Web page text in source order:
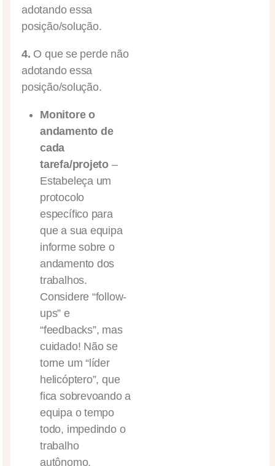
adotando essa
posição/solução.
4. O que se perde não
adotando essa
posição/solução.
Monitore o
andamento de
cada
tarefa/projeto –
Estabeleça um
protocolo
específico para
que a sua equipa
informe sobre o
andamento dos
trabalhos.
Considere “follow-
ups” e
“feedbacks”, mas
cuidado! Não se
torne um “líder
helicóptero”, que
fica sobrevoando a
equipa o tempo
todo, impedindo o
trabalho
autônomo.